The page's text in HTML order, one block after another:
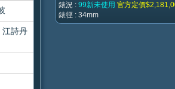
江詩丹
錶況 : 99新未使用 官方定價
錶徑 : 34mm